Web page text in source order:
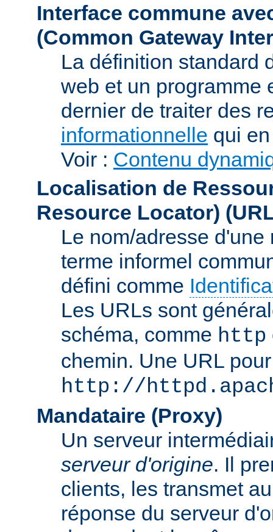
Interface commune
(Common Gateway
La définition standard
web et un programme
dernier de traiter des
informationnelle qui
Voir : Contenu
Localisation de
Resource Locator)
Le nom/adresse
terme informel
défini comme
Les URLs sont
schéma, comme http
chemin. Une URL
http://
Mandataire (Proxy)
Un serveur
serveur d'origine. Il
clients, les transmet
réponse du serveur